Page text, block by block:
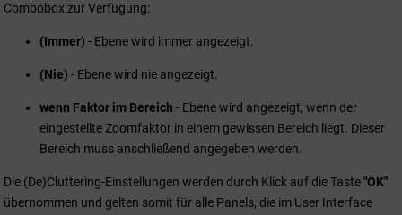
Combobox zur Verfügung:
(Immer) - Ebene wird immer angezeigt.
(Nie) - Ebene wird nie angezeigt.
wenn Faktor im Bereich - Ebene wird angezeigt, wenn der
eingestellte Zoomfaktor in einem gewissen Bereich liegt. Dieser
Bereich muss anschließend angegeben werden.
Die (De)Cluttering-Einstellungen werden durch Klick auf die Taste"OK"
übernommen und gelten somit für alle Panels, die im User Interface